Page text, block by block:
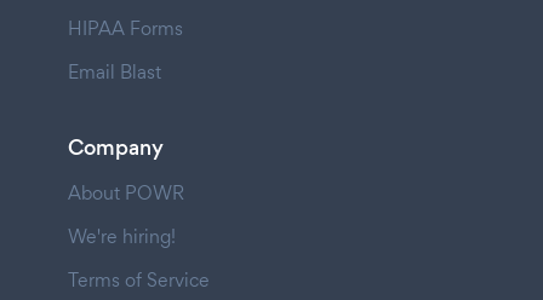
HIPAA Forms
Email Blast
Company
About POWR
We're hiring!
Terms of Service